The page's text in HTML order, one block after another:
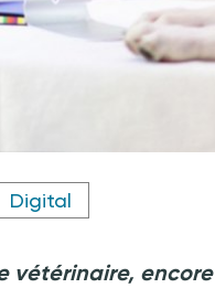
Digital
vétérinaire,